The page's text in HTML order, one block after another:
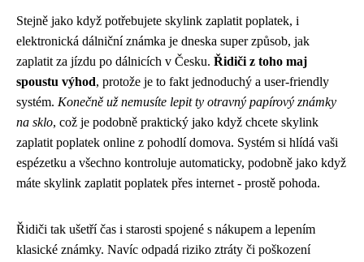
Stejně jako když potřebujete skylink zaplatit poplatek, i
elektronická dálniční známka je dneska super způsob, jak
zaplatit za jízdu po dálnicích v Česku. Řidiči z toho maj
spoustu výhod, protože je to fakt jednoduchý a user-friendly
systém. Konečně už nemusíte lepit ty otravný papírový známky
na sklo, což je podobně praktický jako když chcete skylink
zaplatit poplatek online z pohodlí domova. Systém si hlídá vaši
espézetku a všechno kontroluje automaticky, podobně jako když
máte skylink zaplatit poplatek přes internet - prostě pohoda.
Řidiči tak ušetří čas i starosti spojené s nákupem a lepením
klasické známky. Navíc odpadá riziko ztráty či poškození